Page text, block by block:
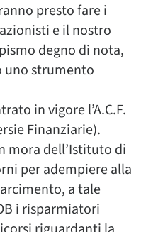
presto fare i
e il nostro
degno di nota,
uno strumento
in vigore l’A.C.F.
Finanziarie).
mora dell’Istituto di
per adempiere alla
a tale
i risparmiatori